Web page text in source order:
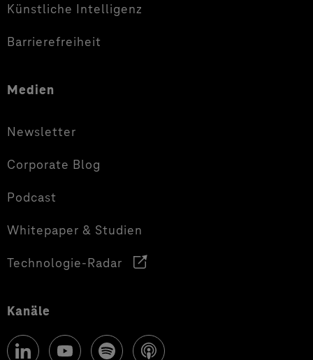
Künstliche Intelligenz
Barrierefreiheit
Medien
Newsletter
Corporate Blog
Podcast
Whitepaper & Studien
Technologie-Radar
Kanäle